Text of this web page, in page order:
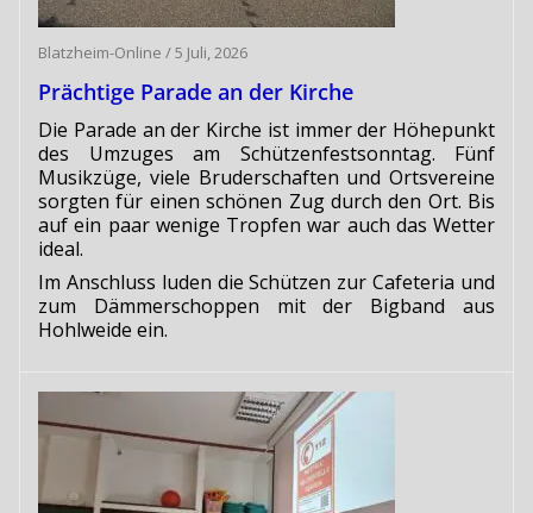
Blatzheim-Online /5 Juli, 2026
Prächtige Parade an der Kirche
Die Parade an der Kirche ist immer der Höhepunkt
des Umzuges am Schützenfestsonntag. Fünf
Musikzüge, viele Bruderschaften und Ortsvereine
sorgten für einen schönen Zug durch den Ort. Bis
auf ein paar wenige Tropfen war auch das Wetter
ideal.
Im Anschluss luden die Schützen zur Cafeteria und
zum Dämmerschoppen mit der Bigband aus
Hohlweide ein.